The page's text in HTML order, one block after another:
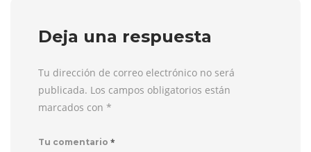
Deja una respuesta
Tu dirección de correo electrónico no será
publicada. Los campos obligatorios están
marcados con *
Tu comentario *